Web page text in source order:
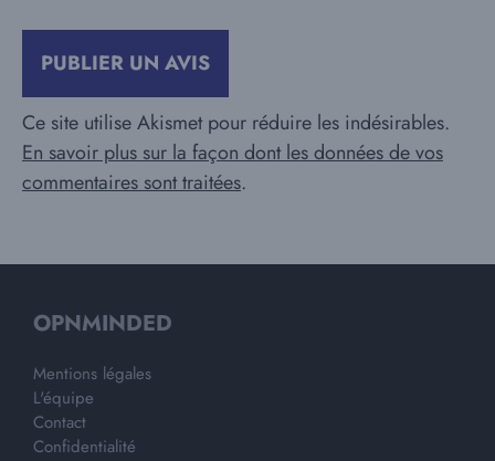
Ce site utilise Akismet pour réduire les indésirables.
En savoir plus sur la façon dont les données de vos
commentaires sont traitées.
OPNMINDED
Mentions légales
L'équipe
Contact
Confidentialité